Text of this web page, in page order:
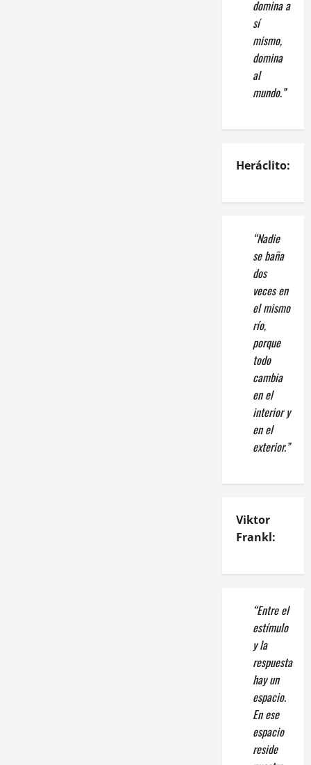
domina a
sí
mismo,
domina
al
mundo.”
Heráclito:
“Nadie
se baña
dos
veces en
el mismo
río,
porque
todo
cambia
en el
interior y
en el
exterior.”
Viktor
Frankl:
“Entre el
estímulo
y la
respuesta
hay un
espacio.
En ese
espacio
reside